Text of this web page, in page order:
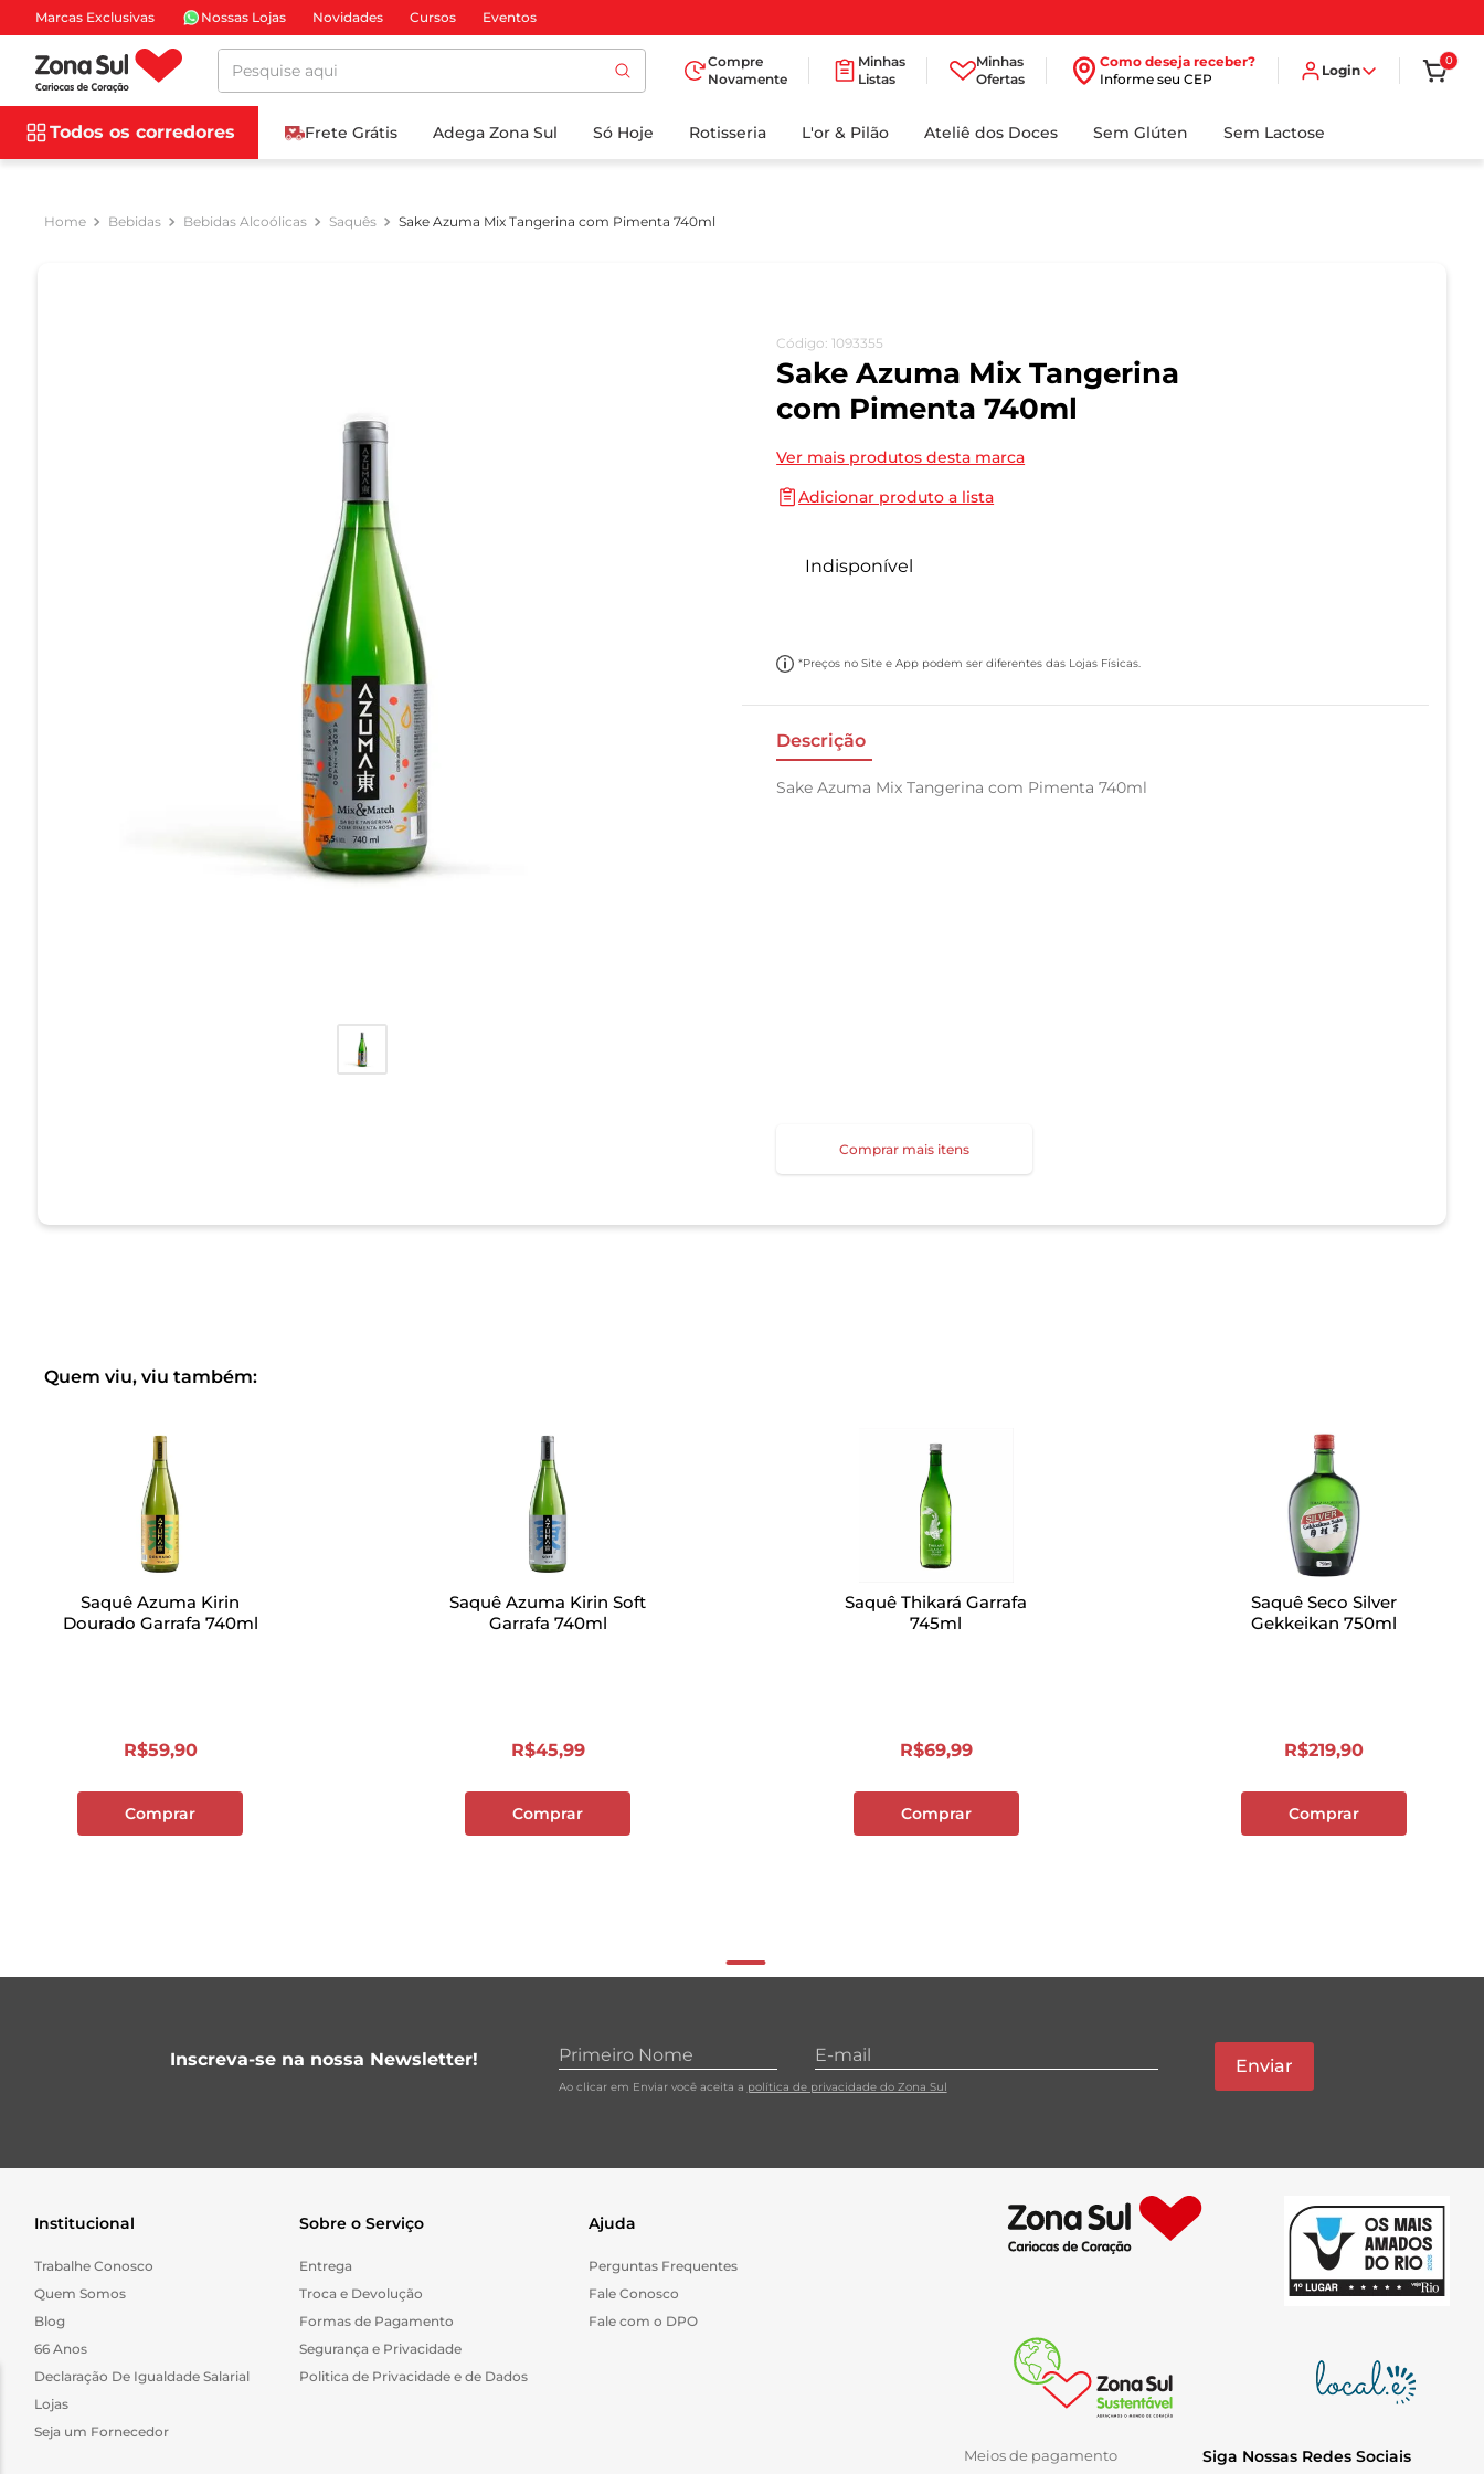
Marcas Exclusivas Nossas Lojas Novidades Cursos Eventos
Pesquise aqui
Compre
Novamente
Minhas
Listas
Minhas
Ofertas
Como deseja receber?
Informe seu CEP
Login
0
Todos os corredores Frete Grátis Adega Zona Sul Só Hoje Rotisseria L'or & Pilão Ateliê dos Doces Sem Glúten Sem Lactose
Bebidas Bebidas Alcoólicas Saquês Sake Azuma Mix Tangerina com Pimenta 740ml
Código: 1093355
Sake Azuma Mix Tangerina
com Pimenta 740ml
Ver mais produtos desta marca
Adicionar produto a lista
Indisponível
*Preços no Site e App podem ser diferentes das Lojas Físicas.
Descrição
Sake Azuma Mix Tangerina com Pimenta 740ml
Comprar mais itens
Quem viu, viu também:
Saquê Azuma Kirin
Dourado Garrafa 740ml
R$59,90
Comprar
Saquê Azuma Kirin Soft
Garrafa 740ml
R$45,99
Comprar
Saquê Thikará Garrafa
745ml
R$69,99
Comprar
Saquê Seco Silver
Gekkeikan 750ml
R$219,90
Comprar
Inscreva-se na nossa Newsletter!
Ao clicar em Enviar você aceita a política de privacidade do Zona Sul
Enviar
Institucional
Trabalhe Conosco
Quem Somos
Blog
66 Anos
Declaração De Igualdade Salarial
Lojas
Seja um Fornecedor
Sobre o Serviço
Entrega
Troca e Devolução
Formas de Pagamento
Segurança e Privacidade
Politica de Privacidade e de Dados
Ajuda
Perguntas Frequentes
Fale Conosco
Fale com o DPO
Meios de pagamento Siga Nossas Redes Sociais
BUSCADOS